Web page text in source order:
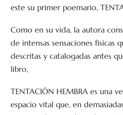
este su primer poemario,
Como en su vida, la autora
de intensas sensaciones físicas
descritas y catalogadas antes
libro,
TENTACIÓN HEMBRA es una
espacio vital que, en